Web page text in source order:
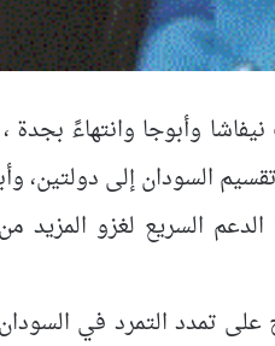
وأبوجا وانتهاءً بجدة
السودان إلى دولتين،
السريع لغزو المزيد
تمدد التمرد في